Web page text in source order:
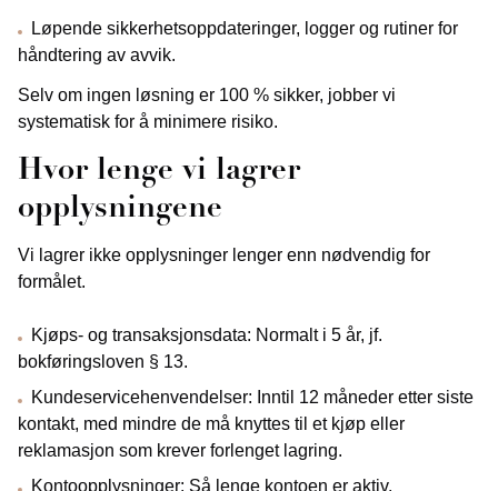
Løpende sikkerhetsoppdateringer, logger og rutiner for
håndtering av avvik.
Selv om ingen løsning er 100 % sikker, jobber vi
systematisk for å minimere risiko.
Hvor lenge vi lagrer
opplysningene
Vi lagrer ikke opplysninger lenger enn nødvendig for
formålet.
Kjøps- og transaksjonsdata: Normalt i 5 år, jf.
bokføringsloven § 13.
Kundeservicehenvendelser: Inntil 12 måneder etter siste
kontakt, med mindre de må knyttes til et kjøp eller
reklamasjon som krever forlenget lagring.
Kontoopplysninger: Så lenge kontoen er aktiv.